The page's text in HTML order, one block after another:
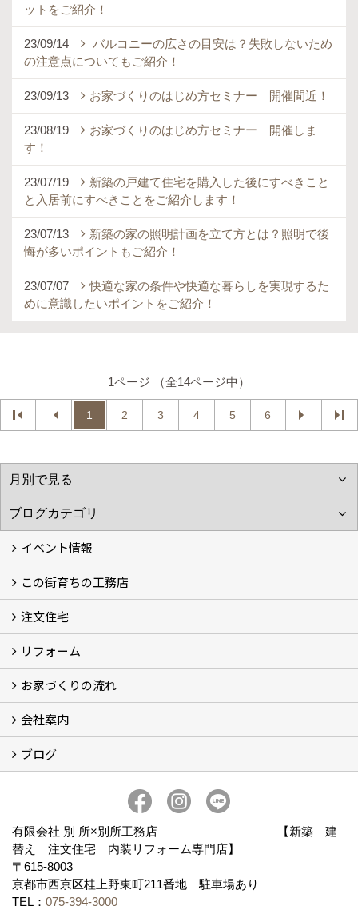
ットをご紹介！
23/09/14
バルコニーの広さの目安は？失敗しないため
の注意点についてもご紹介！
23/09/13 お家づくりのはじめ方セミナー 開催間近！
23/08/19
お家づくりのはじめ方セミナー 開催しま
す！
23/07/19
新築の戸建て住宅を購入した後にすべきこと
と入居前にすべきことをご紹介します！
23/07/13
新築の家の照明計画を立て方とは？照明で後
悔が多いポイントもご紹介！
23/07/07
快適な家の条件や快適な暮らしを実現するた
めに意識したいポイントをご紹介！
1ページ （全14ページ中）
1 2 3 4 5 6
イベント情報
イベント予告
イベント報告
この街育ちの工務店
別所工務店の想い (2)
別所工務店の5つのこだわり 性能・構造・設計
家づくりで悩んでいませんか？
注文住宅
注文住宅施工事例
性能・構造・設計
現場レポート
リフォーム
リフォーム施工事例
現場レポート
お客様の声
お家づくりの流れ
お家づくりの流れ
京都の土地の探し方
会社案内
会社概要
アクセス
スタッフ紹介
スタッフブログ
ブログ
有限会社 別 所×別所工務店 【新築 建
替え 注文住宅 内装リフォーム専門店】
〒615-8003
京都市西京区桂上野東町211番地 駐車場あり
TEL： 075-394-3000